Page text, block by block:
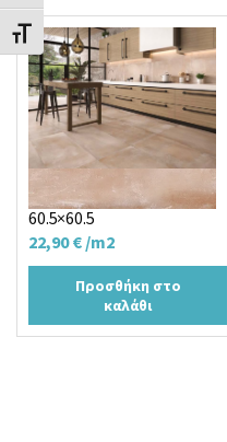
Εναλλαγή Μεγέθους Γραμμάτων
RELAIS CHAMPAGNE
60.5×60.5
22,90€ /m2
Προσθήκη στο
καλάθι